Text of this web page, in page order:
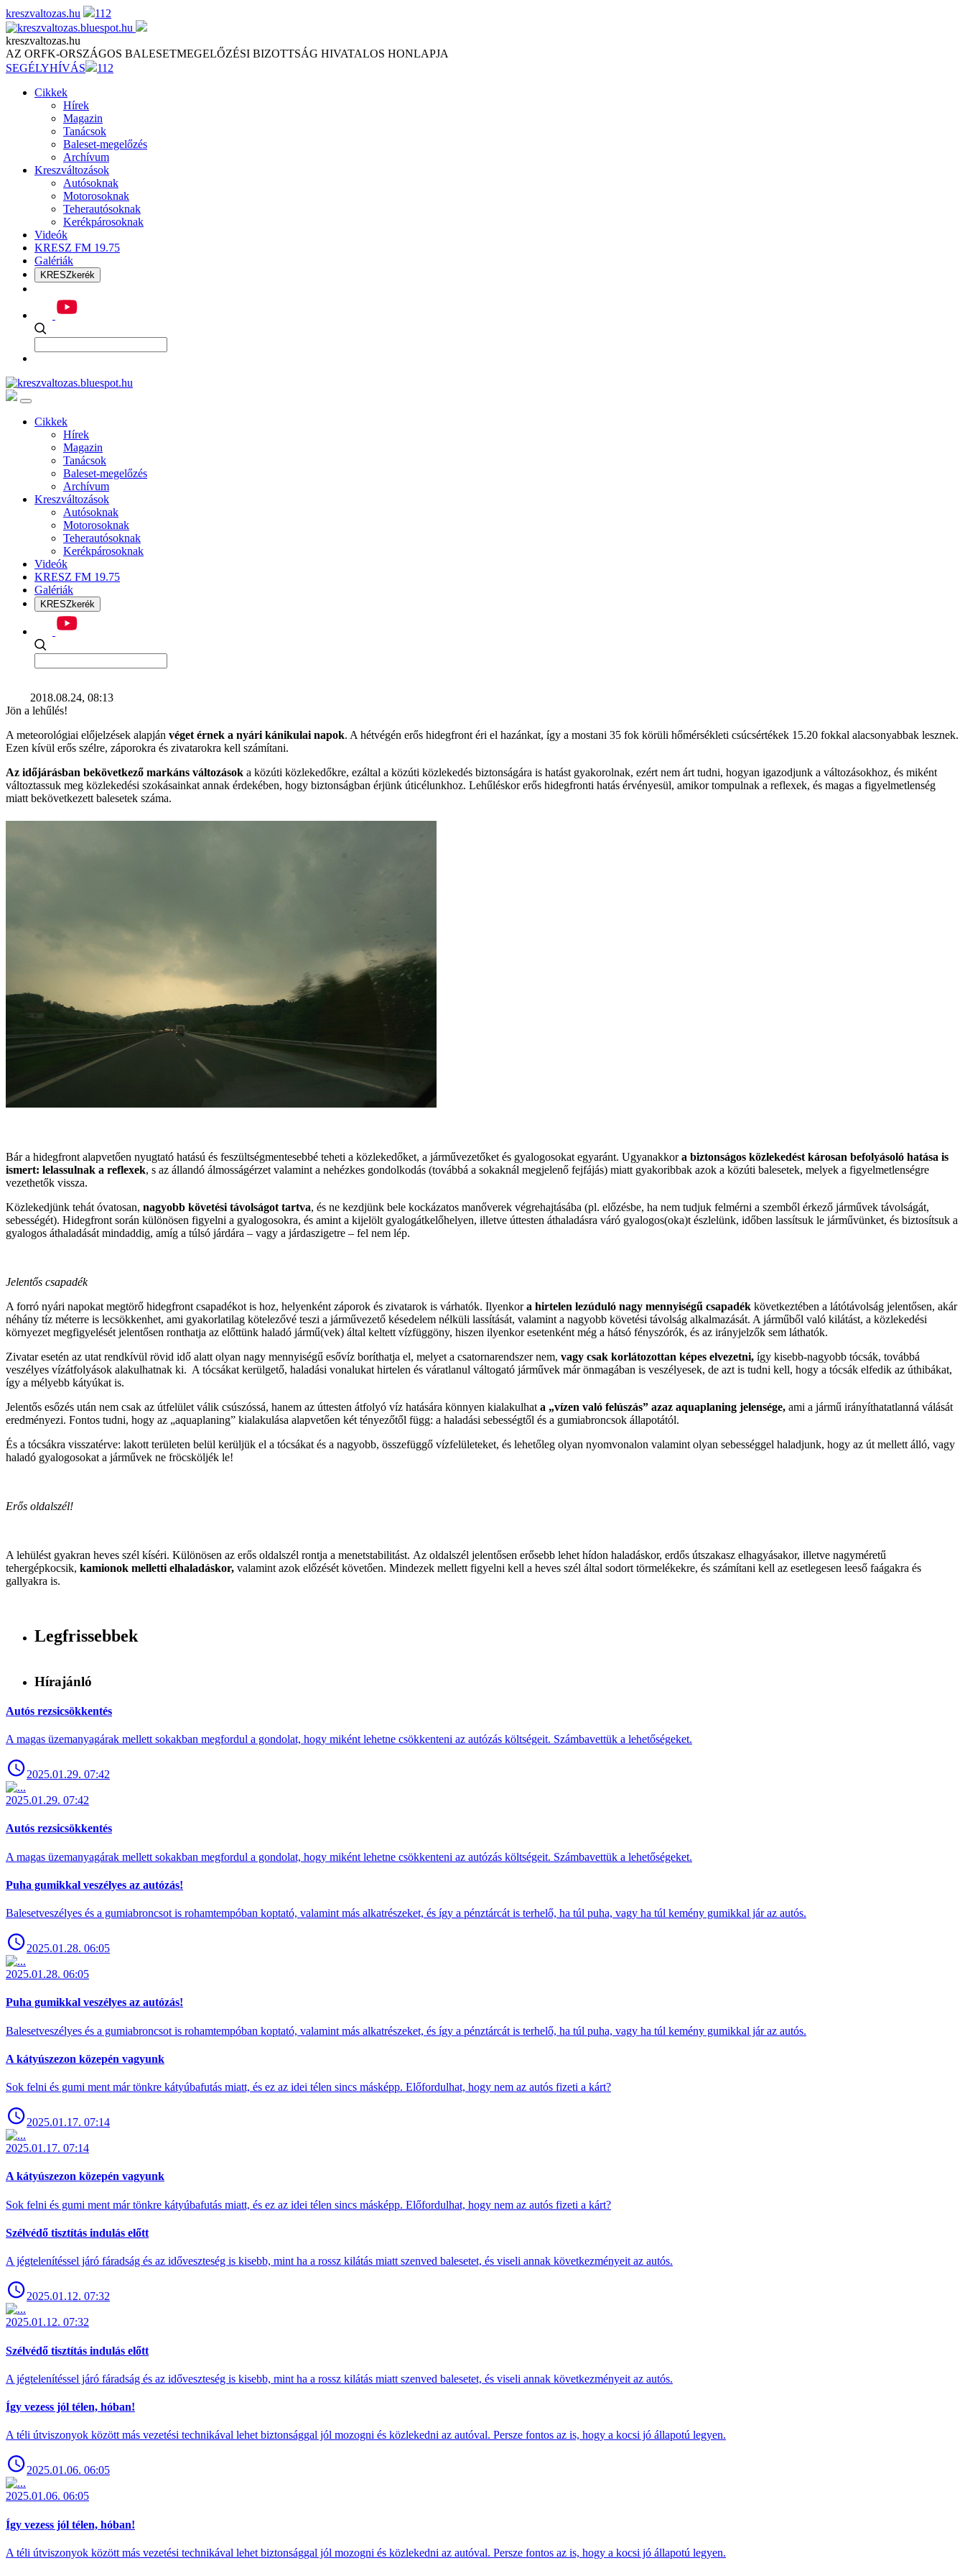
Skip
to
content
kreszvaltozas.hu 112
kreszvaltozas.hu
AZ ORFK-ORSZÁGOS BALESETMEGELŐZÉSI BIZOTTSÁG HIVATALOS HONLAPJA
SEGÉLYHÍVÁS
112
Cikkek
Hírek
Magazin
Tanácsok
Baleset-megelőzés
Archívum
Kreszváltozások
Autósoknak
Motorosoknak
Teherautósoknak
Kerékpárosoknak
Videók
KRESZ FM 19.75
Galériák
KRESZkerék
Cikkek
Hírek
Magazin
Tanácsok
Baleset-megelőzés
Archívum
Kreszváltozások
Autósoknak
Motorosoknak
Teherautósoknak
Kerékpárosoknak
Videók
KRESZ FM 19.75
Galériák
KRESZkerék
2018.08.24, 08:13
Jön a lehűlés!
A meteorológiai előjelzések alapján véget érnek a nyári kánikulai napok. A hétvégén erős hidegfront éri el hazánkat, így a mostani 35 fok körüli hőmérsékleti csúcsértékek 15.20 fokkal alacsonyabbak lesznek.
Ezen kívül erős szélre, záporokra és zivatarokra kell számítani.
Az időjárásban bekövetkező markáns változások a közúti közlekedőkre, ezáltal a közúti közlekedés biztonságára is hatást gyakorolnak, ezért nem árt tudni, hogyan igazodjunk a változásokhoz, és miként
változtassuk meg közlekedési szokásainkat annak érdekében, hogy biztonságban érjünk úticélunkhoz. Lehűléskor erős hidegfronti hatás érvényesül, amikor tompulnak a reflexek, és magas a figyelmetlenség
miatt bekövetkezett balesetek száma.
Bár a hidegfront alapvetően nyugtató hatású és feszültségmentesebbé teheti a közlekedőket, a járművezetőket és gyalogosokat egyaránt. Ugyanakkora biztonságos közlekedést károsan befolyásoló hatása is
ismert: lelassulnak a reflexek, s az állandó álmosságérzet valamint a nehézkes gondolkodás (továbbá a sokaknál megjelenő fejfájás) miatt gyakoribbak azok a közúti balesetek, melyek a figyelmetlenségre
vezethetők vissza.
Közlekedjünk tehát óvatosan, nagyobb követési távolságot tartva, és ne kezdjünk bele kockázatos manőverek végrehajtásába (pl. előzésbe, ha nem tudjuk felmérni a szemből érkező járművek távolságát,
sebességét). Hidegfront során különösen figyelni a gyalogosokra, és amint a kijelölt gyalogátkelőhelyen, illetve úttesten áthaladásra váró gyalogos(oka)t észlelünk, időben lassítsuk le járművünket, és biztosítsuk a
gyalogos áthaladását mindaddig, amíg a túlsó járdára – vagy a járdaszigetre – fel nem lép.
Jelentős csapadék
A forró nyári napokat megtörő hidegfront csapadékot is hoz, helyenként záporok és zivatarok is várhatók. Ilyenkora hirtelen lezúduló nagy mennyiségű csapadék következtében a látótávolság jelentősen, akár
néhány tíz méterre is lecsökkenhet, ami gyakorlatilag kötelezővé teszi a járművezető késedelem nélküli lassítását, valamint a nagyobb követési távolság alkalmazását. A járműből való kilátást, a közlekedési
környezet megfigyelését jelentősen ronthatja az előttünk haladó jármű(vek) által keltett vízfüggöny, hiszen ilyenkor esetenként még a hátsó fényszórók, és az irányjelzők sem láthatók.
Zivatar esetén az utat rendkívül rövid idő alatt olyan nagy mennyiségű esővíz boríthatja el, melyet a csatornarendszer nem, vagy csak korlátozottan képes elvezetni, így kisebb-nagyobb tócsák, továbbá
veszélyes vízátfolyások alakulhatnak ki. A tócsákat kerülgető, haladási vonalukat hirtelen és váratlanul váltogató járművek már önmagában is veszélyesek, de azt is tudni kell, hogy a tócsák elfedik az úthibákat,
így a mélyebb kátyúkat is.
Jelentős esőzés után nem csak az útfelület válik csúszóssá, hanem az úttesten átfolyó víz hatására könnyen kialakulhat a „vízen való felúszás” azaz aquaplaning jelensége, ami a jármű irányíthatatlanná válását
eredményezi. Fontos tudni, hogy az „aquaplaning” kialakulása alapvetően két tényezőtől függ: a haladási sebességtől és a gumiabroncsok állapotától.
És a tócsákra visszatérve: lakott területen belül kerüljük el a tócsákat és a nagyobb, összefüggő vízfelületeket, és lehetőleg olyan nyomvonalon valamint olyan sebességgel haladjunk, hogy az út mellett álló, vagy
haladó gyalogosokat a járművek ne fröcsköljék le!
Erős oldalszél!
A lehülést gyakran heves szél kíséri. Különösen az erős oldalszél rontja a menetstabilitást. Az oldalszél jelentősen erősebb lehet hídon haladáskor, erdős útszakasz elhagyásakor, illetve nagyméretű
tehergépkocsik, kamionok melletti elhaladáskor, valamint azok előzését követően. Mindezek mellett figyelni kell a heves szél által sodort törmelékekre, és számítani kell az esetlegesen leeső faágakra és
gallyakra is.
Legfrissebbek
Hírajánló
Autós rezsicsökkentés
A magas üzemanyagárak mellett sokakban megfordul a gondolat, hogy miként lehetne csökkenteni az autózás költségeit. Számbavettük a lehetőségeket.
2025.01.29. 07:42
2025.01.29. 07:42
Autós rezsicsökkentés
A magas üzemanyagárak mellett sokakban megfordul a gondolat, hogy miként lehetne csökkenteni az autózás költségeit. Számbavettük a lehetőségeket.
Puha gumikkal veszélyes az autózás!
Balesetveszélyes és a gumiabroncsot is rohamtempóban koptató, valamint más alkatrészeket, és így a pénztárcát is terhelő, ha túl puha, vagy ha túl kemény gumikkal jár az autós.
2025.01.28. 06:05
2025.01.28. 06:05
Puha gumikkal veszélyes az autózás!
Balesetveszélyes és a gumiabroncsot is rohamtempóban koptató, valamint más alkatrészeket, és így a pénztárcát is terhelő, ha túl puha, vagy ha túl kemény gumikkal jár az autós.
A kátyúszezon közepén vagyunk
Sok felni és gumi ment már tönkre kátyúbafutás miatt, és ez az idei télen sincs másképp. Előfordulhat, hogy nem az autós fizeti a kárt?
2025.01.17. 07:14
2025.01.17. 07:14
A kátyúszezon közepén vagyunk
Sok felni és gumi ment már tönkre kátyúbafutás miatt, és ez az idei télen sincs másképp. Előfordulhat, hogy nem az autós fizeti a kárt?
Szélvédő tisztítás indulás előtt
A jégtelenítéssel járó fáradság és az időveszteség is kisebb, mint ha a rossz kilátás miatt szenved balesetet, és viseli annak következményeit az autós.
2025.01.12. 07:32
2025.01.12. 07:32
Szélvédő tisztítás indulás előtt
A jégtelenítéssel járó fáradság és az időveszteség is kisebb, mint ha a rossz kilátás miatt szenved balesetet, és viseli annak következményeit az autós.
Így vezess jól télen, hóban!
A téli útviszonyok között más vezetési technikával lehet biztonsággal jól mozogni és közlekedni az autóval. Persze fontos az is, hogy a kocsi jó állapotú legyen.
2025.01.06. 06:05
2025.01.06. 06:05
Így vezess jól télen, hóban!
A téli útviszonyok között más vezetési technikával lehet biztonsággal jól mozogni és közlekedni az autóval. Persze fontos az is, hogy a kocsi jó állapotú legyen.